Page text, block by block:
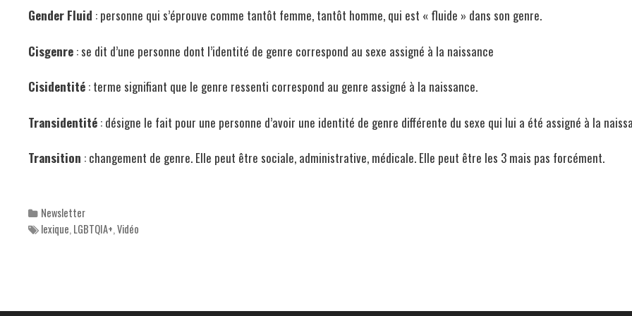
Gender Fluid : personne qui s’éprouve comme tantôt femme, tantôt homme, qui est « fluide » dans son genre.
Cisgenre : se dit d’une personne dont l’identité de genre correspond au sexe assigné à la naissance
Cisidentité : terme signifiant que le genre ressenti correspond au genre assigné à la naissance.
Transidentité : désigne le fait pour une personne d’avoir une identité de genre différente du sexe qui lui a été assigné à la
Transition : changement de genre. Elle peut être sociale, administrative, médicale. Elle peut être les 3 mais pas forcément.
Categories
Newsletter
Tags
lexique, LGBTQIA+,Vidéo